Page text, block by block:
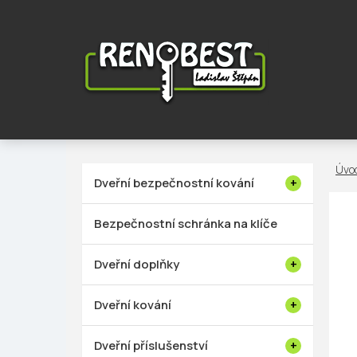
Dveřní bezpečnostní kování
Bezpečnostní schránka na klíče
Dveřní doplňky
Dveřní kování
Dveřní příslušenství